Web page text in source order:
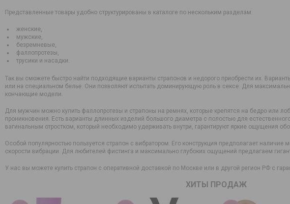
Представленные товары удобно структурированы в каталоге по нескольким разделам:
женские,
мужские,
безремневые,
фаллопротезы,
трусики и насадки.
Так вы сможете быстро найти подходящие варианты страпонов и недорого приобрести их.
или на специальном белье. Они позволяют испытать доминирующую роль в сексе. Для
кончающие модели.
Для мужчин можно купить фаллопротезы и страпоны на ремнях, которые крепятся на бедро или
проникновения. Есть варианты длинных изделий большого диаметра с полостью для
вагинальным отростком, который необходимо удерживать внутри, гарантируют яркие ощущения
Особой популярностью пользуется страпон с вибратором. Его конструкция предполагает наличие
скорости вибрации. Для любителей фистинга и максимально глубоких ощущений предлагаем
У нас вы можете купить страпон с оперативной доставкой по Москве или в другой регион РФ с
ХИТЫ ПРОДАЖ